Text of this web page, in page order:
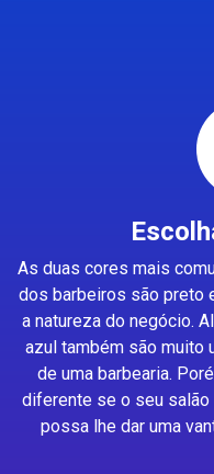
As duas cores mais
dos barbeiros são preto
a natureza do negócio.
azul também são
de uma barbearia.
diferente se o seu
possa lhe dar uma